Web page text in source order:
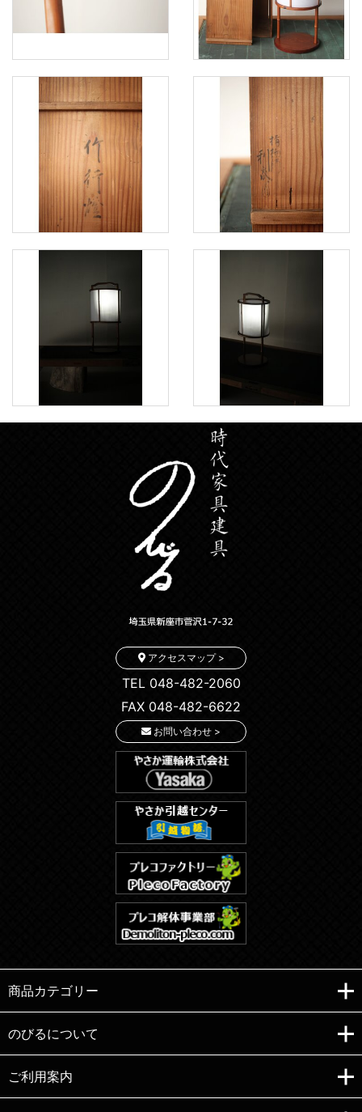
アクセスマップ >
TEL 048-482-2060
FAX 048-482-6622
お問い合わせ >
商品カテゴリー
のびるについて
ご利用案内